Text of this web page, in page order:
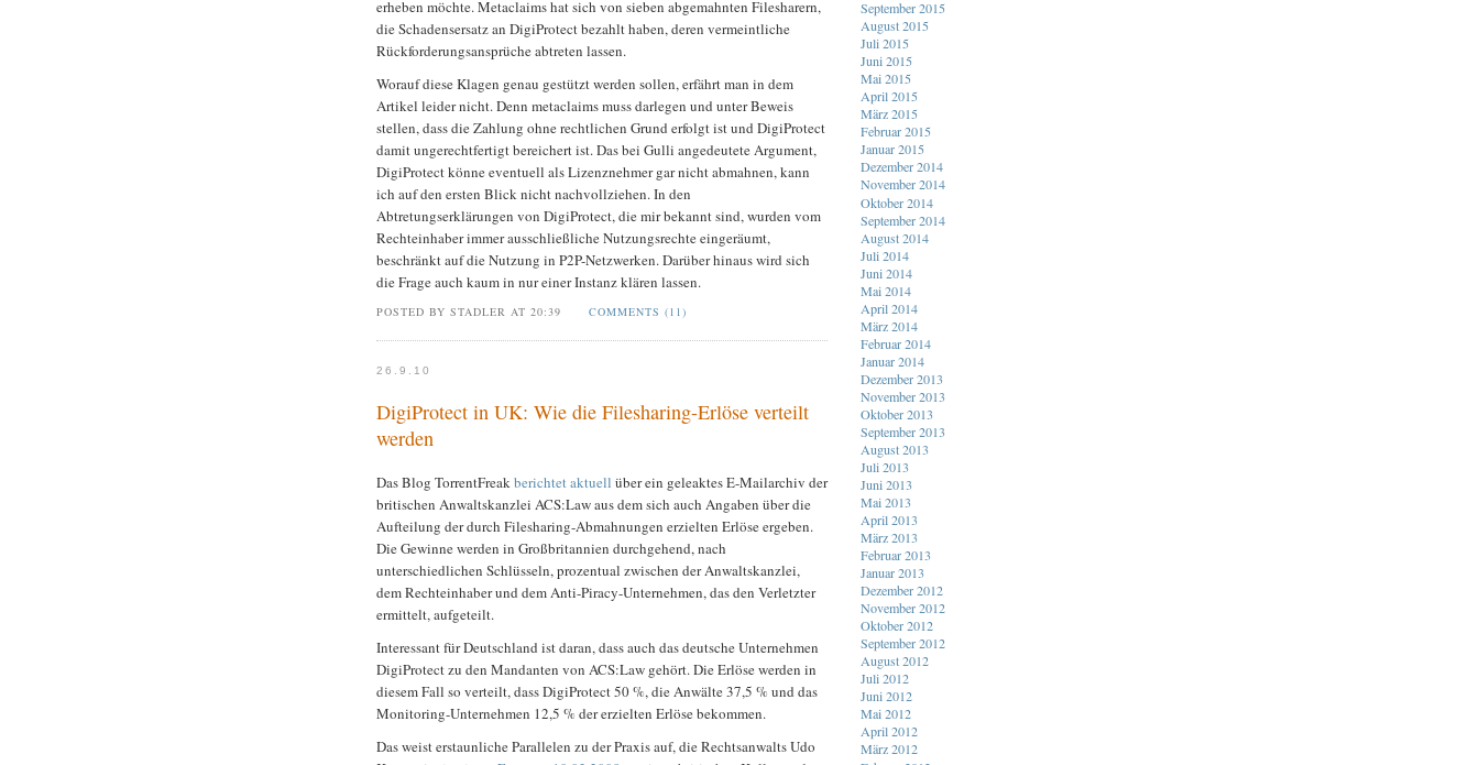
erheben möchte. Metaclaims hat sich von sieben abgemahnten Filesharern,
die Schadensersatz an DigiProtect bezahlt haben, deren vermeintliche
Rückforderungsansprüche abtreten lassen.
Worauf diese Klagen genau gestützt werden sollen, erfährt man in dem
Artikel leider nicht. Denn metaclaims muss darlegen und unter Beweis
stellen, dass die Zahlung ohne rechtlichen Grund erfolgt ist und DigiProtect
damit ungerechtfertigt bereichert ist. Das bei Gulli angedeutete Argument,
DigiProtect könne eventuell als Lizenznehmer gar nicht abmahnen, kann
ich auf den ersten Blick nicht nachvollziehen. In den
Abtretungserklärungen von DigiProtect, die mir bekannt sind, wurden vom
Rechteinhaber immer ausschließliche Nutzungsrechte eingeräumt,
beschränkt auf die Nutzung in P2P-Netzwerken. Darüber hinaus wird sich
die Frage auch kaum in nur einer Instanz klären lassen.
POSTED BY STADLER AT 20:39 COMMENTS (11)
26.9.10
DigiProtect in UK: Wie die Filesharing-Erlöse verteilt
werden
Das Blog TorrentFreakberichtet aktuell über ein geleaktes E-Mailarchiv der
britischen Anwaltskanzlei ACS:Law aus dem sich auch Angaben über die
Aufteilung der durch Filesharing-Abmahnungen erzielten Erlöse ergeben.
Die Gewinne werden in Großbritannien durchgehend, nach
unterschiedlichen Schlüsseln, prozentual zwischen der Anwaltskanzlei,
dem Rechteinhaber und dem Anti-Piracy-Unternehmen, das den Verletzter
ermittelt, aufgeteilt.
Interessant für Deutschland ist daran, dass auch das deutsche Unternehmen
DigiProtect zu den Mandanten von ACS:Law gehört. Die Erlöse werden in
diesem Fall so verteilt, dass DigiProtect 50 %, die Anwälte 37,5 % und das
Monitoring-Unternehmen 12,5 % der erzielten Erlöse bekommen.
Das weist erstaunliche Parallelen zu der Praxis auf, die Rechtsanwalts Udo
September 2015
August 2015
Juli 2015
Juni 2015
Mai 2015
April 2015
März 2015
Februar 2015
Januar 2015
Dezember 2014
November 2014
Oktober 2014
September 2014
August 2014
Juli 2014
Juni 2014
Mai 2014
April 2014
März 2014
Februar 2014
Januar 2014
Dezember 2013
November 2013
Oktober 2013
September 2013
August 2013
Juli 2013
Juni 2013
Mai 2013
April 2013
März 2013
Februar 2013
Januar 2013
Dezember 2012
November 2012
Oktober 2012
September 2012
August 2012
Juli 2012
Juni 2012
Mai 2012
April 2012
März 2012